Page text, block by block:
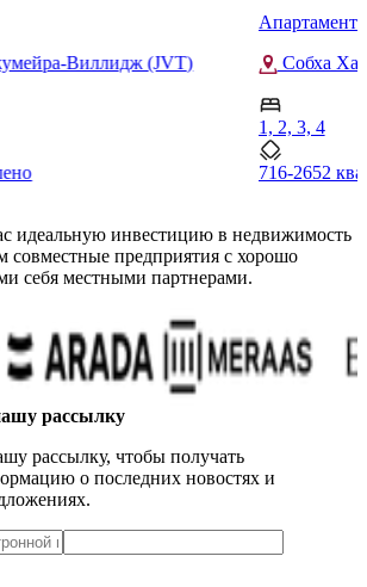
Виллидж (JVT)
Собха
1, 2, 3, 4
716-2652
идеальную инвестицию в недвижимость
совместные предприятия с хорошо
себя местными партнерами.
рассылку
рассылку, чтобы получать
о последних новостях и